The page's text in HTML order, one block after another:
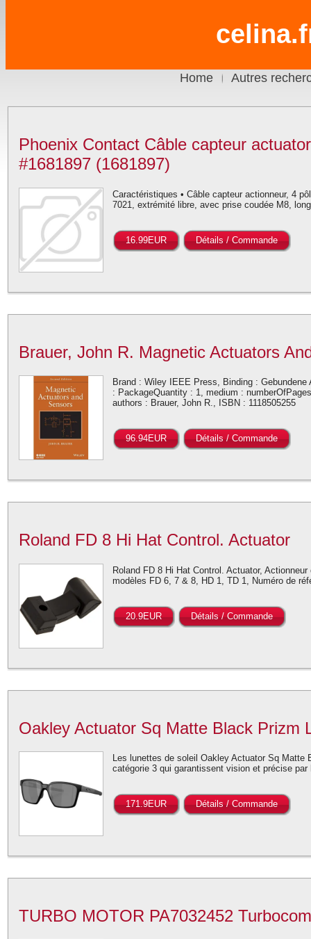
Home Autres
Phoenix Contact Câble capteur
#1681897 (1681897)
Caractéristiques • Câble capteur actionneur, 4
7021, extrémité libre, avec prise coudée M8,
16.99EUR Détails / Commande
Brauer, John R. Magnetic Actuators
Brand : Wiley IEEE Press, Binding :
: PackageQuantity : 1, medium :
authors : Brauer, John R., ISBN : 1118505255
96.94EUR Détails / Commande
Roland FD 8 Hi Hat Control. Actuator
Roland FD 8 Hi Hat Control. Actuator,
modèles FD 6, 7 & 8, HD 1, TD 1, Numéro de
20.9EUR Détails / Commande
Oakley Actuator Sq Matte Black Prizm
Les lunettes de soleil Oakley Actuator Sq Matte
catégorie 3 qui garantissent vision et précise par
171.9EUR Détails / Commande
TURBO MOTOR PA7032452